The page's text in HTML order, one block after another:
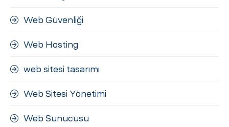
Web Güvenliği
Web Hosting
web sitesi tasarımı
Web Sitesi Yönetimi
Web Sunucusu